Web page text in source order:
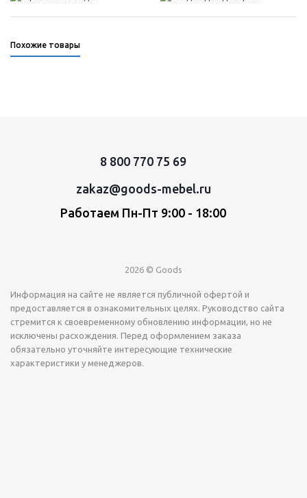
Похожие товары
8 800 770 75 69
zakaz@goods-mebel.ru
Работаем Пн-Пт 9:00 - 18:00
2026 © Goods
Информация на сайте не является публичной офертой и
предоставляется в ознакомительных целях. Руководство сайта
стремится к своевременному обновлению информации, но не
исключены расхождения. Перед оформлением заказа
обязательно уточняйте интересующие технические
характеристики у менеджеров.